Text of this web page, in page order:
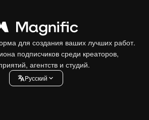
для создания ваших лучших работ.
подписчиков среди креаторов,
агентств и студий.
Pусский